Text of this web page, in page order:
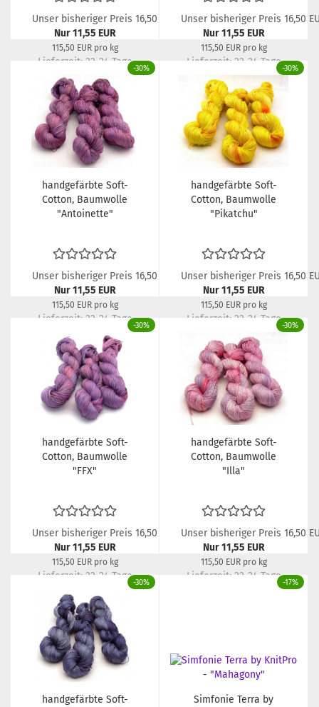
Unser bisheriger Preis 16,50 EUR
Nur 11,55 EUR
115,50 EUR pro kg
Lieferzeit: 22-24 Tage
Unser bisheriger Preis 16,50
Nur 11,55 EUR
115,50 EUR pro kg
Lieferzeit: 22-24 Tage
-30%
handgefärbte Soft-
Cotton, Baumwolle
"Antoinette"
Unser bisheriger Preis 16,50 EUR
Nur 11,55 EUR
115,50 EUR pro kg
Lieferzeit: 22-24 Tage
-30%
handgefärbte Soft-
Cotton, Baumwolle
"Pikatchu"
Unser bisheriger Preis 16,50
Nur 11,55 EUR
115,50 EUR pro kg
Lieferzeit: 22-24 Tage
-30%
handgefärbte Soft-
Cotton, Baumwolle
"FFX"
Unser bisheriger Preis 16,50 EUR
Nur 11,55 EUR
115,50 EUR pro kg
Lieferzeit: 22-24 Tage
-30%
handgefärbte Soft-
Cotton, Baumwolle
"Illa"
Unser bisheriger Preis 16,50
Nur 11,55 EUR
115,50 EUR pro kg
Lieferzeit: 22-24 Tage
-30%
handgefärbte Soft-
-17%
Simfonie Terra by